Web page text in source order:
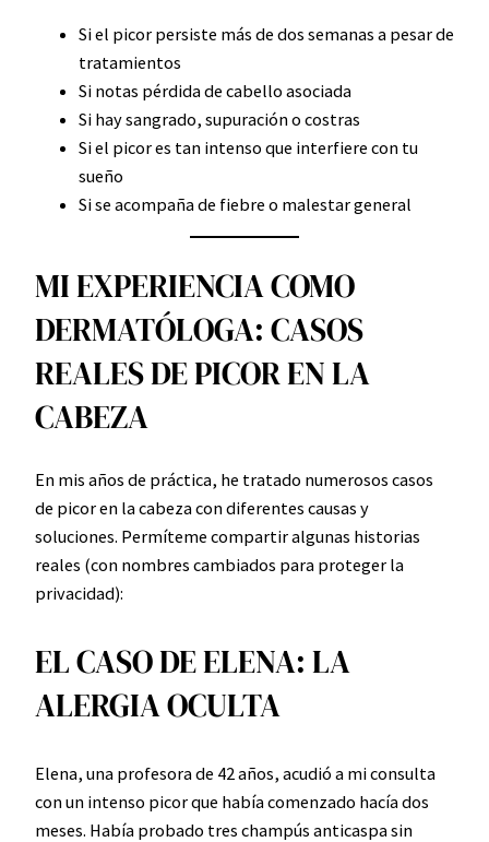
Si el picor persiste más de dos semanas a pesar de
tratamientos
Si notas pérdida de cabello asociada
Si hay sangrado, supuración o costras
Si el picor es tan intenso que interfiere con tu
sueño
Si se acompaña de fiebre o malestar general
MI EXPERIENCIA COMO
DERMATÓLOGA: CASOS
REALES DE PICOR EN LA
CABEZA
En mis años de práctica, he tratado numerosos casos
de picor en la cabeza con diferentes causas y
soluciones. Permíteme compartir algunas historias
reales (con nombres cambiados para proteger la
privacidad):
EL CASO DE ELENA: LA
ALERGIA OCULTA
Elena, una profesora de 42 años, acudió a mi consulta
con un intenso picor que había comenzado hacía dos
meses. Había probado tres champús anticaspa sin